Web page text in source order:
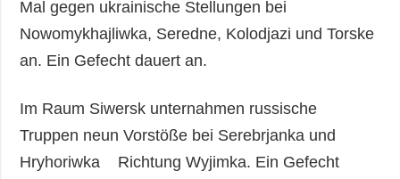
Mal gegen ukrainische Stellungen bei
Nowomykhajliwka, Seredne, Kolodjazi und Torske
an. Ein Gefecht dauert an.
Im Raum Siwersk unternahmen russische
Truppen neun Vorstöße bei Serebrjanka und
Hryhoriwka Richtung Wyjimka. Ein Gefecht